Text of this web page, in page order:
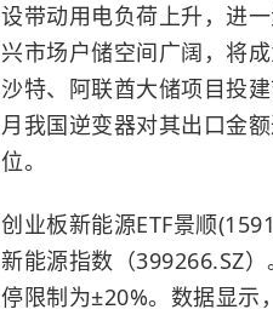
设带动用电负荷上升，进
兴市场户储空间广阔，将
沙特、阿联酋大储项目投
月我国逆变器对其出口金
位。
创业板新能源ETF景顺
新能源指数（399266.SZ
停限制为±20%。数据显示